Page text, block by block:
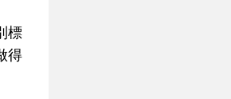
標
得